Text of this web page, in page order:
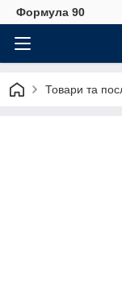
Формула 90
Товари та